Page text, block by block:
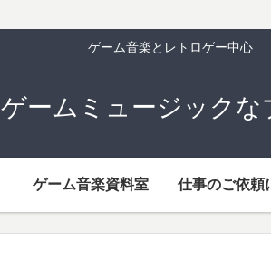
ゲーム音楽とレトロゲー中心
ゲームミュージックな
ゲーム音楽資料室 仕事のご依頼